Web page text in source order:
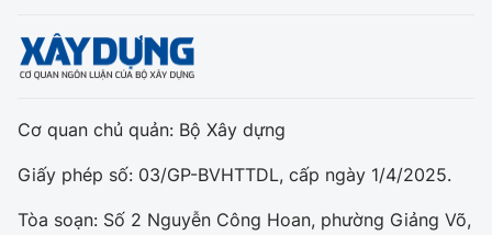
Cơ quan chủ quản: Bộ Xây dựng
Giấy phép số: 03/GP-BVHTTDL, cấp ngày 1/4/2025.
Tòa soạn: Số 2 Nguyễn Công Hoan, phường Giảng Võ,